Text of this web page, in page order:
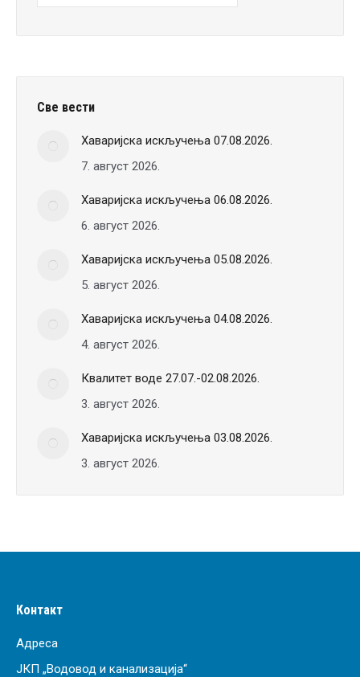
вести
Све вести
Хаваријска искључења 07.08.2026.
7. август 2026.
Хаваријска искључења 06.08.2026.
6. август 2026.
Хаваријска искључења 05.08.2026.
5. август 2026.
Хаваријска искључења 04.08.2026.
4. август 2026.
Квалитет воде 27.07.-02.08.2026.
3. август 2026.
Хаваријска искључења 03.08.2026.
3. август 2026.
Контакт
Адреса
ЈКП „Водовод и канализација“